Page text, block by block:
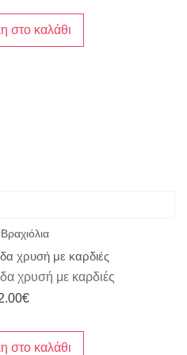
στο καλάθι
Βραχιόλια
χρυσή με καρδιές
χρυσή με καρδιές
€
στο καλάθι